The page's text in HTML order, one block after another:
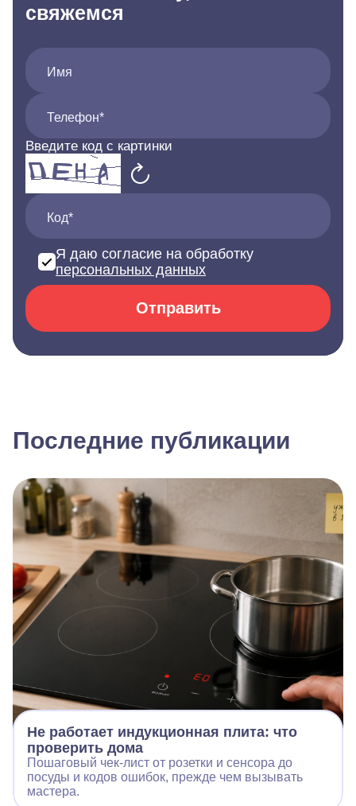
свяжемся
Имя
Телефон*
Введите код с картинки
Код*
Я даю согласие на обработку
персональных данных
Отправить
Последние публикации
Не работает индукционная плита: что
проверить дома
Пошаговый чек‑лист от розетки и сенсора до
посуды и кодов ошибок, прежде чем вызывать
мастера.